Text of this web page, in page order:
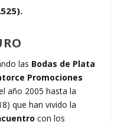
las Bodas de Plata
Promociones
año 2005 hasta la
que han vivido la
con los